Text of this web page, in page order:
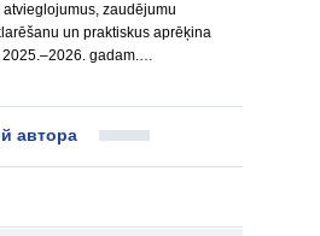
zaudējumu
un praktiskus aprēķina
2025.–2026. gadam.…
автора